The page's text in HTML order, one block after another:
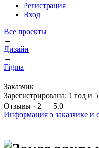
Регистрация
Вход
Все проекты
→
Дизайн
→
Figma
Заказчик
Зарегистрирована: 1 год и
Отзывы · 2
5.0
Информация о заказчике и